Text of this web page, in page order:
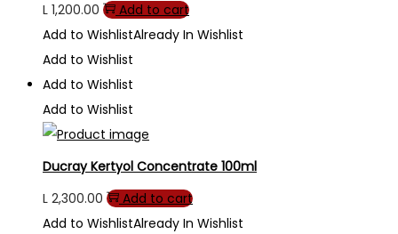
L 1,200.00
Add to cart
Add to WishlistAlready In Wishlist
Add to Wishlist
Add to Wishlist
Add to Wishlist
Ducray Kertyol Concentrate 100ml
L 2,300.00
Add to cart
Add to WishlistAlready In Wishlist